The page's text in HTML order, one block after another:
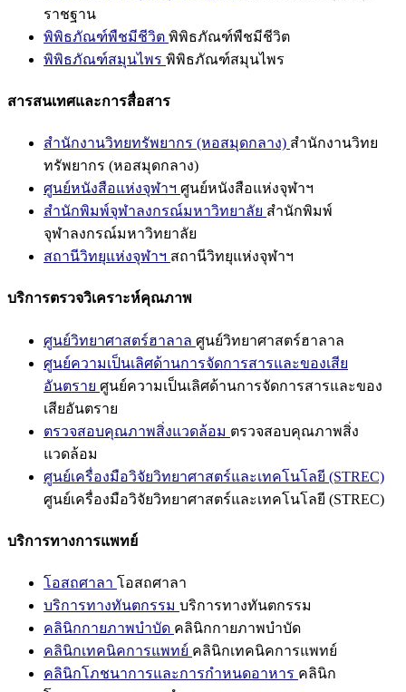
ราชฐาน
พิพิธภัณฑ์พืชมีชีวิต พิพิธภัณฑ์พืชมีชีวิต
พิพิธภัณฑ์สมุนไพร พิพิธภัณฑ์สมุนไพร
สารสนเทศและการสื่อสาร
สำนักงานวิทยทรัพยากร (หอสมุดกลาง) สำนักงานวิทย
ทรัพยากร (หอสมุดกลาง)
ศูนย์หนังสือแห่งจุฬาฯ ศูนย์หนังสือแห่งจุฬาฯ
สำนักพิมพ์จุฬาลงกรณ์มหาวิทยาลัย สำนักพิมพ์
จุฬาลงกรณ์มหาวิทยาลัย
สถานีวิทยุแห่งจุฬาฯ สถานีวิทยุแห่งจุฬาฯ
บริการตรวจวิเคราะห์คุณภาพ
ศูนย์วิทยาศาสตร์ฮาลาล ศูนย์วิทยาศาสตร์ฮาลาล
ศูนย์ความเป็นเลิศด้านการจัดการสารและของเสีย
อันตราย ศูนย์ความเป็นเลิศด้านการจัดการสารและของ
เสียอันตราย
ตรวจสอบคุณภาพสิ่งแวดล้อม ตรวจสอบคุณภาพสิ่ง
แวดล้อม
ศูนย์เครื่องมือวิจัยวิทยาศาสตร์และเทคโนโลยี (STREC)
ศูนย์เครื่องมือวิจัยวิทยาศาสตร์และเทคโนโลยี (STREC)
บริการทางการแพทย์
โอสถศาลา โอสถศาลา
บริการทางทันตกรรม บริการทางทันตกรรม
คลินิกกายภาพบำบัด คลินิกกายภาพบำบัด
คลินิกเทคนิคการแพทย์ คลินิกเทคนิคการแพทย์
คลินิกโภชนาการและการกำหนดอาหาร คลินิก